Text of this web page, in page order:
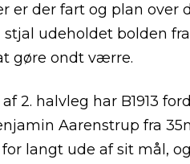
er der fart og plan over
udeholdet bolden fra
gøre ondt værre.
2. halvleg har B1913
Aarenstrup fra
langt ude af sit mål,